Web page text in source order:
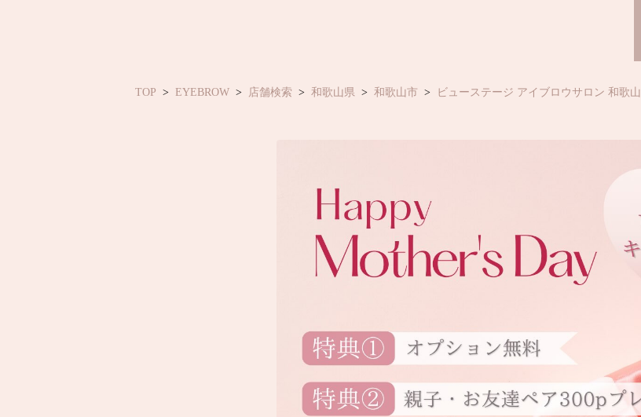
TOP EYEBROW 店舗検索 和歌山県 和歌山市 ビューステージ アイブロウサロン 和歌山